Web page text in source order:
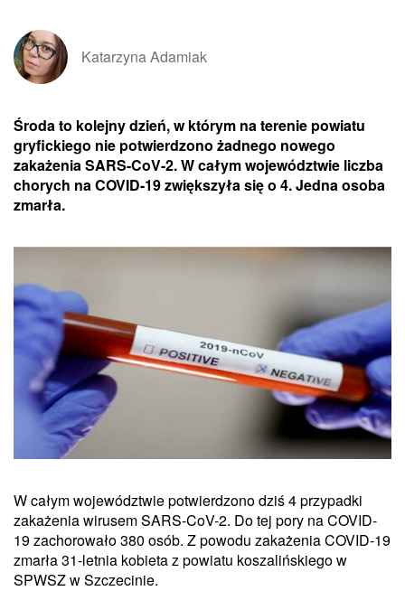
Katarzyna Adamiak
Środa to kolejny dzień, w którym na terenie powiatu
gryfickiego nie potwierdzono żadnego nowego
zakażenia SARS-CoV-2. W całym województwie liczba
chorych na COVID-19 zwiększyła się o 4. Jedna osoba
zmarła.
W całym województwie potwierdzono dziś 4 przypadki
zakażenia wirusem SARS-CoV-2. Do tej pory na COVID-
19 zachorowało 380 osób. Z powodu zakażenia COVID-19
zmarła 31-letnia kobieta z powiatu koszalińskiego w
SPWSZ w Szczecinie.